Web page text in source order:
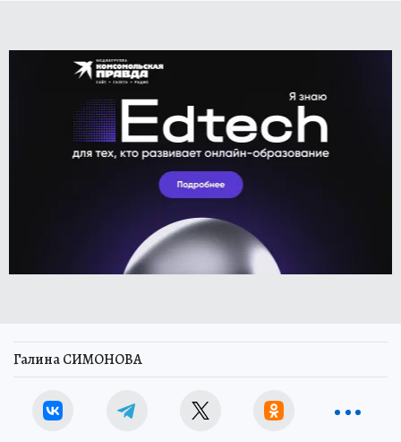
Галина СИМОНОВА